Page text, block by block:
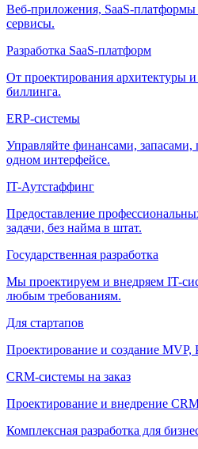
Веб-приложения, SaaS-
сервисы.
Разработка SaaS-платформ
От проектирования архитектуры
биллинга.
ERP-системы
Управляйте финансами,
одном интерфейсе.
IT-Аутстаффинг
Предоставление
задачи, без найма в штат.
Государственная разработка
Мы проектируем и внедряем IT-
любым требованиям.
Для стартапов
Проектирование и создание MVP,
CRM-системы на заказ
Проектирование и внедрение
Комплексная разработка для